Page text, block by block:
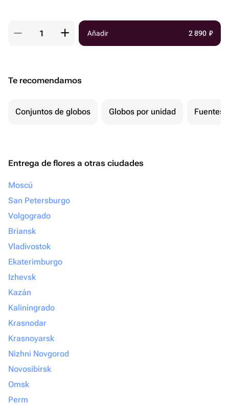
Añadir 2 890 ₽
Te recomendamos
Conjuntos de globos Globos por unidad Fuentes
Entrega de flores a otras ciudades
Moscú
San Petersburgo
Volgogrado
Briansk
Vladivostok
Ekaterimburgo
Izhevsk
Kazán
Kaliningrado
Krasnodar
Krasnoyarsk
Nizhni Novgorod
Novosibirsk
Omsk
Perm